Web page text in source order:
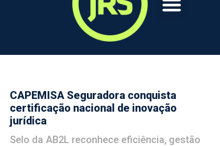
CAPEMISA Seguradora conquista
certificação nacional de inovação
jurídica
Selo da AB2L reconhece eficiência, gestão